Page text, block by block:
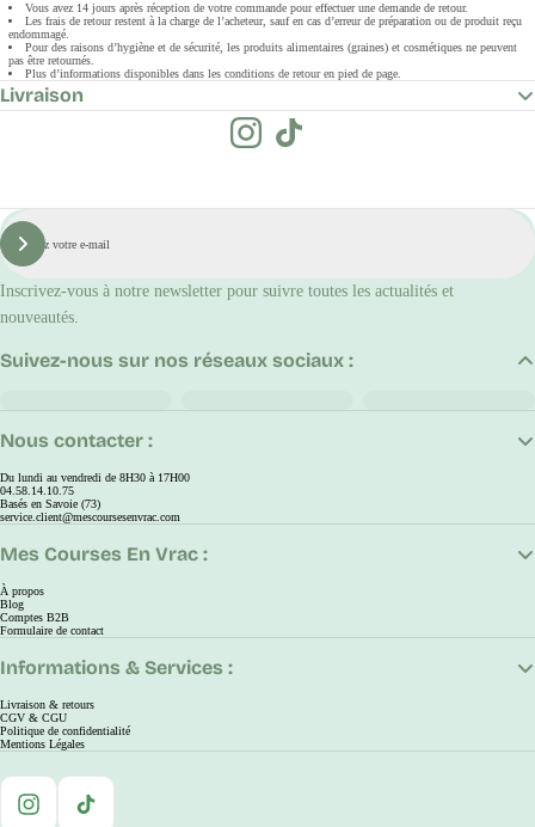
Vous avez 14 jours après réception de votre commande pour effectuer une demande de retour.
Les frais de retour restent à la charge de l’acheteur, sauf en cas d’erreur de préparation ou de produit reçu
endommagé.
Pour des raisons d’hygiène et de sécurité, les produits alimentaires (graines) et cosmétiques ne peuvent
pas être retournés.
Plus d’informations disponibles dans les conditions de retour en pied de page.
Livraison
E-
mail
S'inscrire
Inscrivez-vous à notre newsletter pour suivre toutes les actualités et
nouveautés.
Nous contacter :
Du lundi au vendredi de 8H30 à 17H00
04.58.14.10.75
Basés en Savoie (73)
service.client@mescoursesenvrac.com
Mes Courses En Vrac :
À propos
Blog
Comptes B2B
Formulaire de contact
Informations & Services :
Livraison & retours
CGV & CGU
Politique de confidentialité
Mentions Légales
Suivez-nous sur nos réseaux sociaux :
Instagram
TikTok